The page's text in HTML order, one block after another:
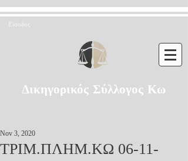
Είσοδος
Δικηγορικός Σύλλογος Κω
ΤΡΙΜ.ΠΛΗΜ.ΚΩ 06-11-
Nov 3, 2020